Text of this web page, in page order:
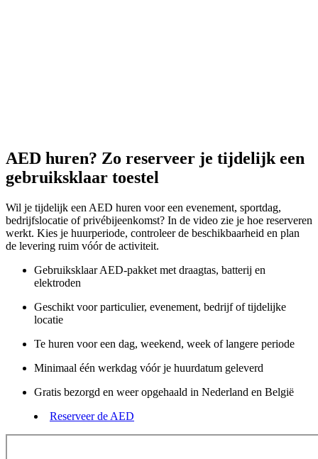
AED huren? Zo reserveer je tijdelijk een
gebruiksklaar toestel
Wil je tijdelijk een AED huren voor een evenement, sportdag,
bedrijfslocatie of privébijeenkomst? In de video zie je hoe reserveren
werkt. Kies je huurperiode, controleer de beschikbaarheid en plan
de levering ruim vóór de activiteit.
Gebruiksklaar AED-pakket met draagtas, batterij en
elektroden
Geschikt voor particulier, evenement, bedrijf of tijdelijke
locatie
Te huren voor een dag, weekend, week of langere periode
Minimaal één werkdag vóór je huurdatum geleverd
Gratis bezorgd en weer opgehaald in Nederland en België
Reserveer de AED